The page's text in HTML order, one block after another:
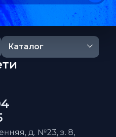
Каталог
д. №23, э. 8,